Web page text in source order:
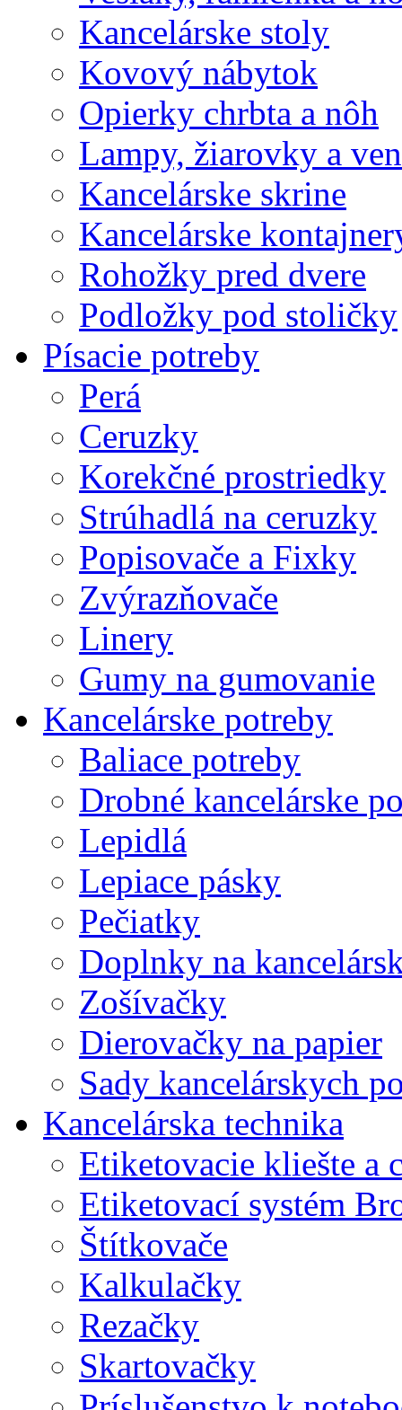
Kancelárske stoly
Kovový nábytok
Opierky chrbta a nôh
Lampy, žiarovky a
Kancelárske skrine
Kancelárske
Rohožky pred dvere
Podložky pod stoličky
Písacie potreby
Perá
Ceruzky
Korekčné prostriedky
Strúhadlá na ceruzky
Popisovače a Fixky
Zvýrazňovače
Linery
Gumy na gumovanie
Kancelárske potreby
Baliace potreby
Drobné kancelárske
Lepidlá
Lepiace pásky
Pečiatky
Doplnky na
Zošívačky
Dierovačky na papier
Sady kancelárskych
Kancelárska technika
Etiketovacie kliešte a
Etiketovací systém
Štítkovače
Kalkulačky
Rezačky
Skartovačky